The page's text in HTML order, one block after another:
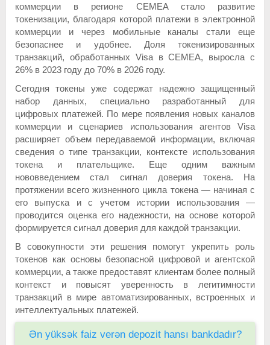
коммерции в регионе CEMEA стало развитие
токенизации, благодаря которой платежи в электронной
коммерции и через мобильные каналы стали еще
безопаснее и удобнее. Доля токенизированных
транзакций, обработанных Visa в CEMEA, выросла с
26% в 2023 году до 70% в 2026 году.
Сегодня токены уже содержат надежно защищенный
набор данных, специально разработанный для
цифровых платежей. По мере появления новых каналов
коммерции и сценариев использования агентов Visa
расширяет объем передаваемой информации, включая
сведения о типе транзакции, контексте использования
токена и плательщике. Еще одним важным
нововведением стал сигнал доверия токена. На
протяжении всего жизненного цикла токена — начиная с
его выпуска и с учетом истории использования —
проводится оценка его надежности, на основе которой
формируется сигнал доверия для каждой транзакции.
В совокупности эти решения помогут укрепить роль
токенов как основы безопасной цифровой и агентской
коммерции, а также предоставят клиентам более полный
контекст и повысят уверенность в легитимности
транзакций в мире автоматизированных, встроенных и
интеллектуальных платежей.
Ən yüksək faiz verən depozit hansı bankdadır?